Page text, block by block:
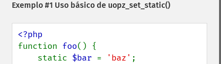
Exemplo #1 Uso básico de uopz_set_static()
function foo() {
    static
$bar = 'baz' ;